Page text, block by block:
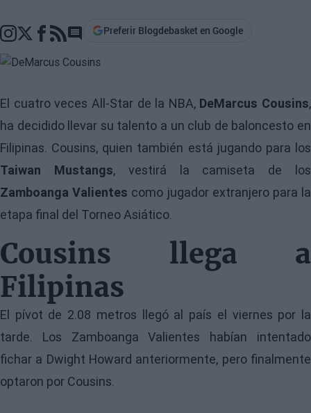
Go to comments section
Preferir Blogdebasket en Google
El cuatro veces All-Star de la NBA, DeMarcus Cousins,
ha decidido llevar su talento a un club de baloncesto en
Filipinas. Cousins, quien también está jugando para los
Taiwan Mustangs, vestirá la camiseta de los
Zamboanga Valientes como jugador extranjero para la
etapa final del Torneo Asiático.
Cousins llega a
Filipinas
El pívot de 2.08 metros llegó al país el viernes por la
tarde. Los Zamboanga Valientes habían intentado
fichar a Dwight Howard anteriormente, pero finalmente
optaron por Cousins.